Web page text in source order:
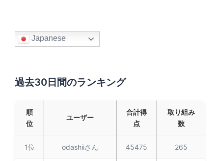
Japanese
過去30日間のランキング
順
位
ユーザー
合計得
点
取り組み
数
1位 odashiiさん 45475 265